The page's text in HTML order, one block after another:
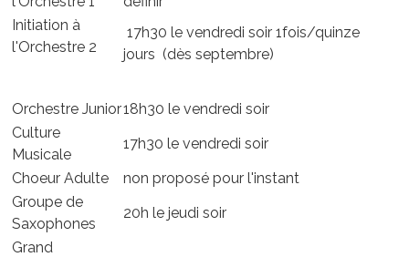
Initiation à
l'Orchestre 2
17h30 le vendredi soir 1fois/quinze
jours (dès septembre)
Orchestre Junior18h30 le vendredi soir
Culture
Musicale
17h30 le vendredi soir
Choeur Adulte
non proposé pour l'instant
Groupe de
Saxophones
20h le jeudi soir
Grand